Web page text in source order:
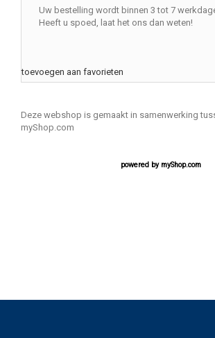
Uw bestelling wordt binnen 3 tot 7
Heeft u spoed, laat het ons dan weten!
toevoegen aan favorieten
Deze webshop is gemaakt in samenwerking
myShop.com
powered by myShop.com